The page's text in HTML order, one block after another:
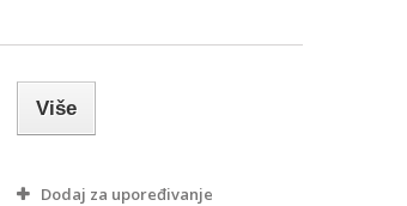
Više
Dodaj za upoređivanje